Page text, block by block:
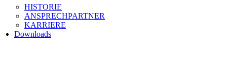
HISTORIE
ANSPRECHPARTNER
KARRIERE
Downloads